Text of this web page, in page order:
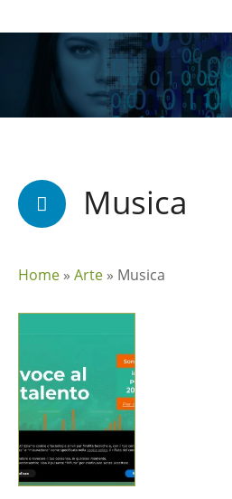
Musica
Home » Arte » Musica